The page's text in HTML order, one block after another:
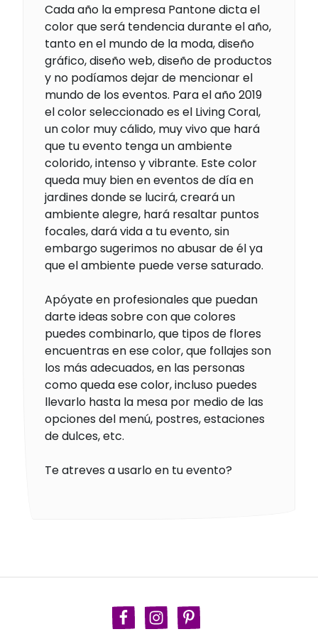
Cada año la empresa Pantone dicta el
color que será tendencia durante el año,
tanto en el mundo de la moda, diseño
gráfico, diseño web, diseño de productos
y no podíamos dejar de mencionar el
mundo de los eventos. Para el año 2019
el color seleccionado es el Living Coral,
un color muy cálido, muy vivo que hará
que tu evento tenga un ambiente
colorido, intenso y vibrante. Este color
queda muy bien en eventos de día en
jardines donde se lucirá, creará un
ambiente alegre, hará resaltar puntos
focales, dará vida a tu evento, sin
embargo sugerimos no abusar de él ya
que el ambiente puede verse saturado.
Apóyate en profesionales que puedan
darte ideas sobre con que colores
puedes combinarlo, que tipos de flores
encuentras en ese color, que follajes son
los más adecuados, en las personas
como queda ese color, incluso puedes
llevarlo hasta la mesa por medio de las
opciones del menú, postres, estaciones
de dulces, etc.
Te atreves a usarlo en tu evento?
FacebookInstagramPinterest